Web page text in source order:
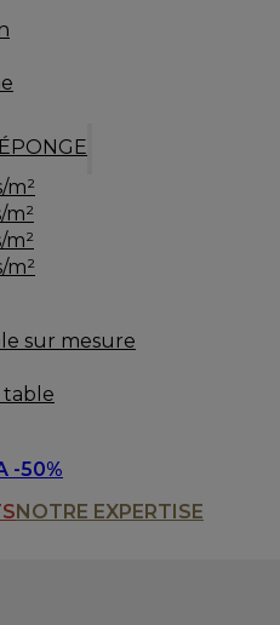
m²
m²
m²
sur mesure
table
-50%
NOTRE EXPERTISE